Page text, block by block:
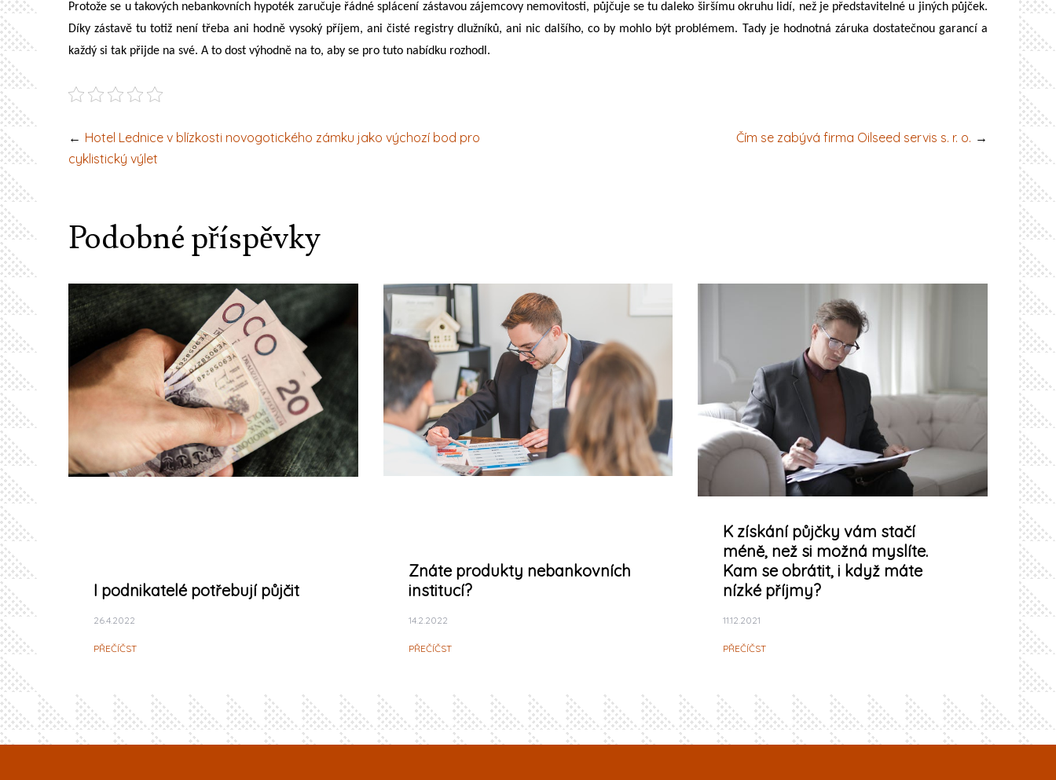
Protože se u takových nebankovních hypoték zaručuje řádné splácení zástavou zájemcovy nemovitosti, půjčuje se tu daleko širšímu okruhu lidí, než je představitelné u jiných půjček.
Díky zástavě tu totiž není třeba ani hodně vysoký příjem, ani čisté registry dlužníků, ani nic dalšího, co by mohlo být problémem. Tady je hodnotná záruka dostatečnou garancí a
každý si tak přijde na své. A to dost výhodně na to, aby se pro tuto nabídku rozhodl.
Navigace
příspěvek
Hotel Lednice v blízkosti novogotického zámku jako výchozí bod pro
cyklistický výlet
Čím se zabývá firma Oilseed servis s. r. o.
Podobné příspěvky
I podnikatelé potřebují půjčit
26.4.2022
PŘEČÍČST
Znáte produkty nebankovních
institucí?
14.2.2022
PŘEČÍČST
K získání půjčky vám stačí
méně, než si možná myslíte.
Kam se obrátit, i když máte
nízké příjmy?
11.12.2021
PŘEČÍČST